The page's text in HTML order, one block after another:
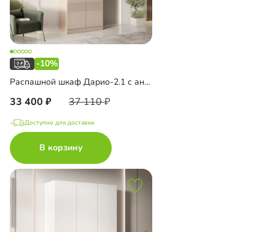
-10%
Распашной шкаф Дарио-2.1 с антресолью
33 400 37 110
Доступно для доставки
В корзину